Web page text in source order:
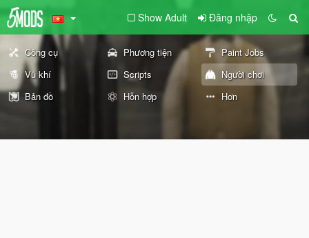
Show Adult Đăng nhập
Công cụ Phương tiện
Paint Jobs
Vũ khí
Scripts
Người chơi
Bản đồ
Hỗn hợp Hơn